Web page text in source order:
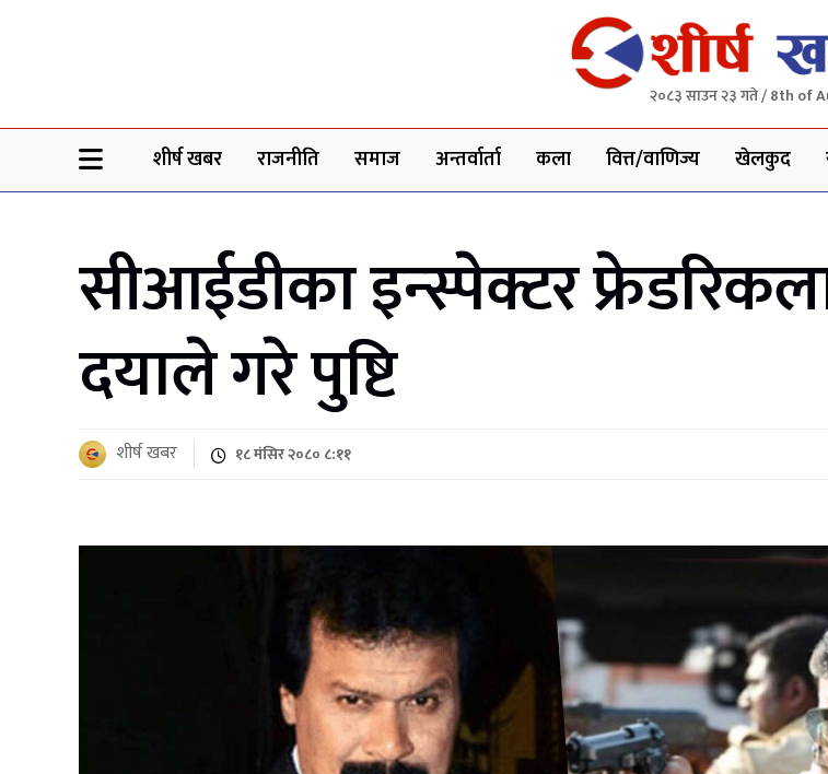
२०८३ साउन २३ गते / 8th of
शीर्ष खबर राजनीति समाज अन्तर्वार्ता कला वित्त/वाणिज्य खेलकुद
सीआईडीका इन्स्पेक्टर
दयाले गरे पुष्टि
शीर्ष खबर १८ मंसिर २०८० ८:११